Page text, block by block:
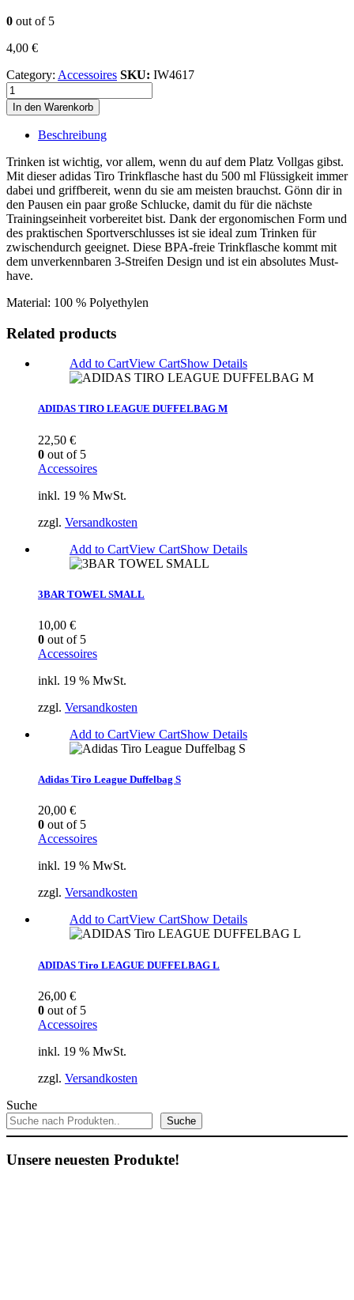
0 out of 5
4,00 €
Category: Accessoires SKU: IW4617
TIRO
BOT
0,5L
Menge
In den Warenkorb
Beschreibung
Trinken ist wichtig, vor allem, wenn du auf dem Platz Vollgas gibst.
Mit dieser adidas Tiro Trinkflasche hast du 500 ml Flüssigkeit immer
dabei und griffbereit, wenn du sie am meisten brauchst. Gönn dir in
den Pausen ein paar große Schlucke, damit du für die nächste
Trainingseinheit vorbereitet bist. Dank der ergonomischen Form und
des praktischen Sportverschlusses ist sie ideal zum Trinken für
zwischendurch geeignet. Diese BPA-freie Trinkflasche kommt mit
dem unverkennbaren 3-Streifen Design und ist ein absolutes Must-
have.
Material: 100 % Polyethylen
Related products
Add to CartView CartShow Details
ADIDAS TIRO LEAGUE DUFFELBAG M
22,50 €
0 out of 5
Accessoires
inkl. 19 % MwSt.
zzgl. Versandkosten
Add to CartView CartShow Details
3BAR TOWEL SMALL
10,00 €
0 out of 5
Accessoires
inkl. 19 % MwSt.
zzgl. Versandkosten
Add to CartView CartShow Details
Adidas Tiro League Duffelbag S
20,00 €
0 out of 5
Accessoires
inkl. 19 % MwSt.
zzgl. Versandkosten
Add to CartView CartShow Details
ADIDAS Tiro LEAGUE DUFFELBAG L
26,00 €
0 out of 5
Accessoires
inkl. 19 % MwSt.
zzgl. Versandkosten
Suche
Suche
Unsere neuesten Produkte!